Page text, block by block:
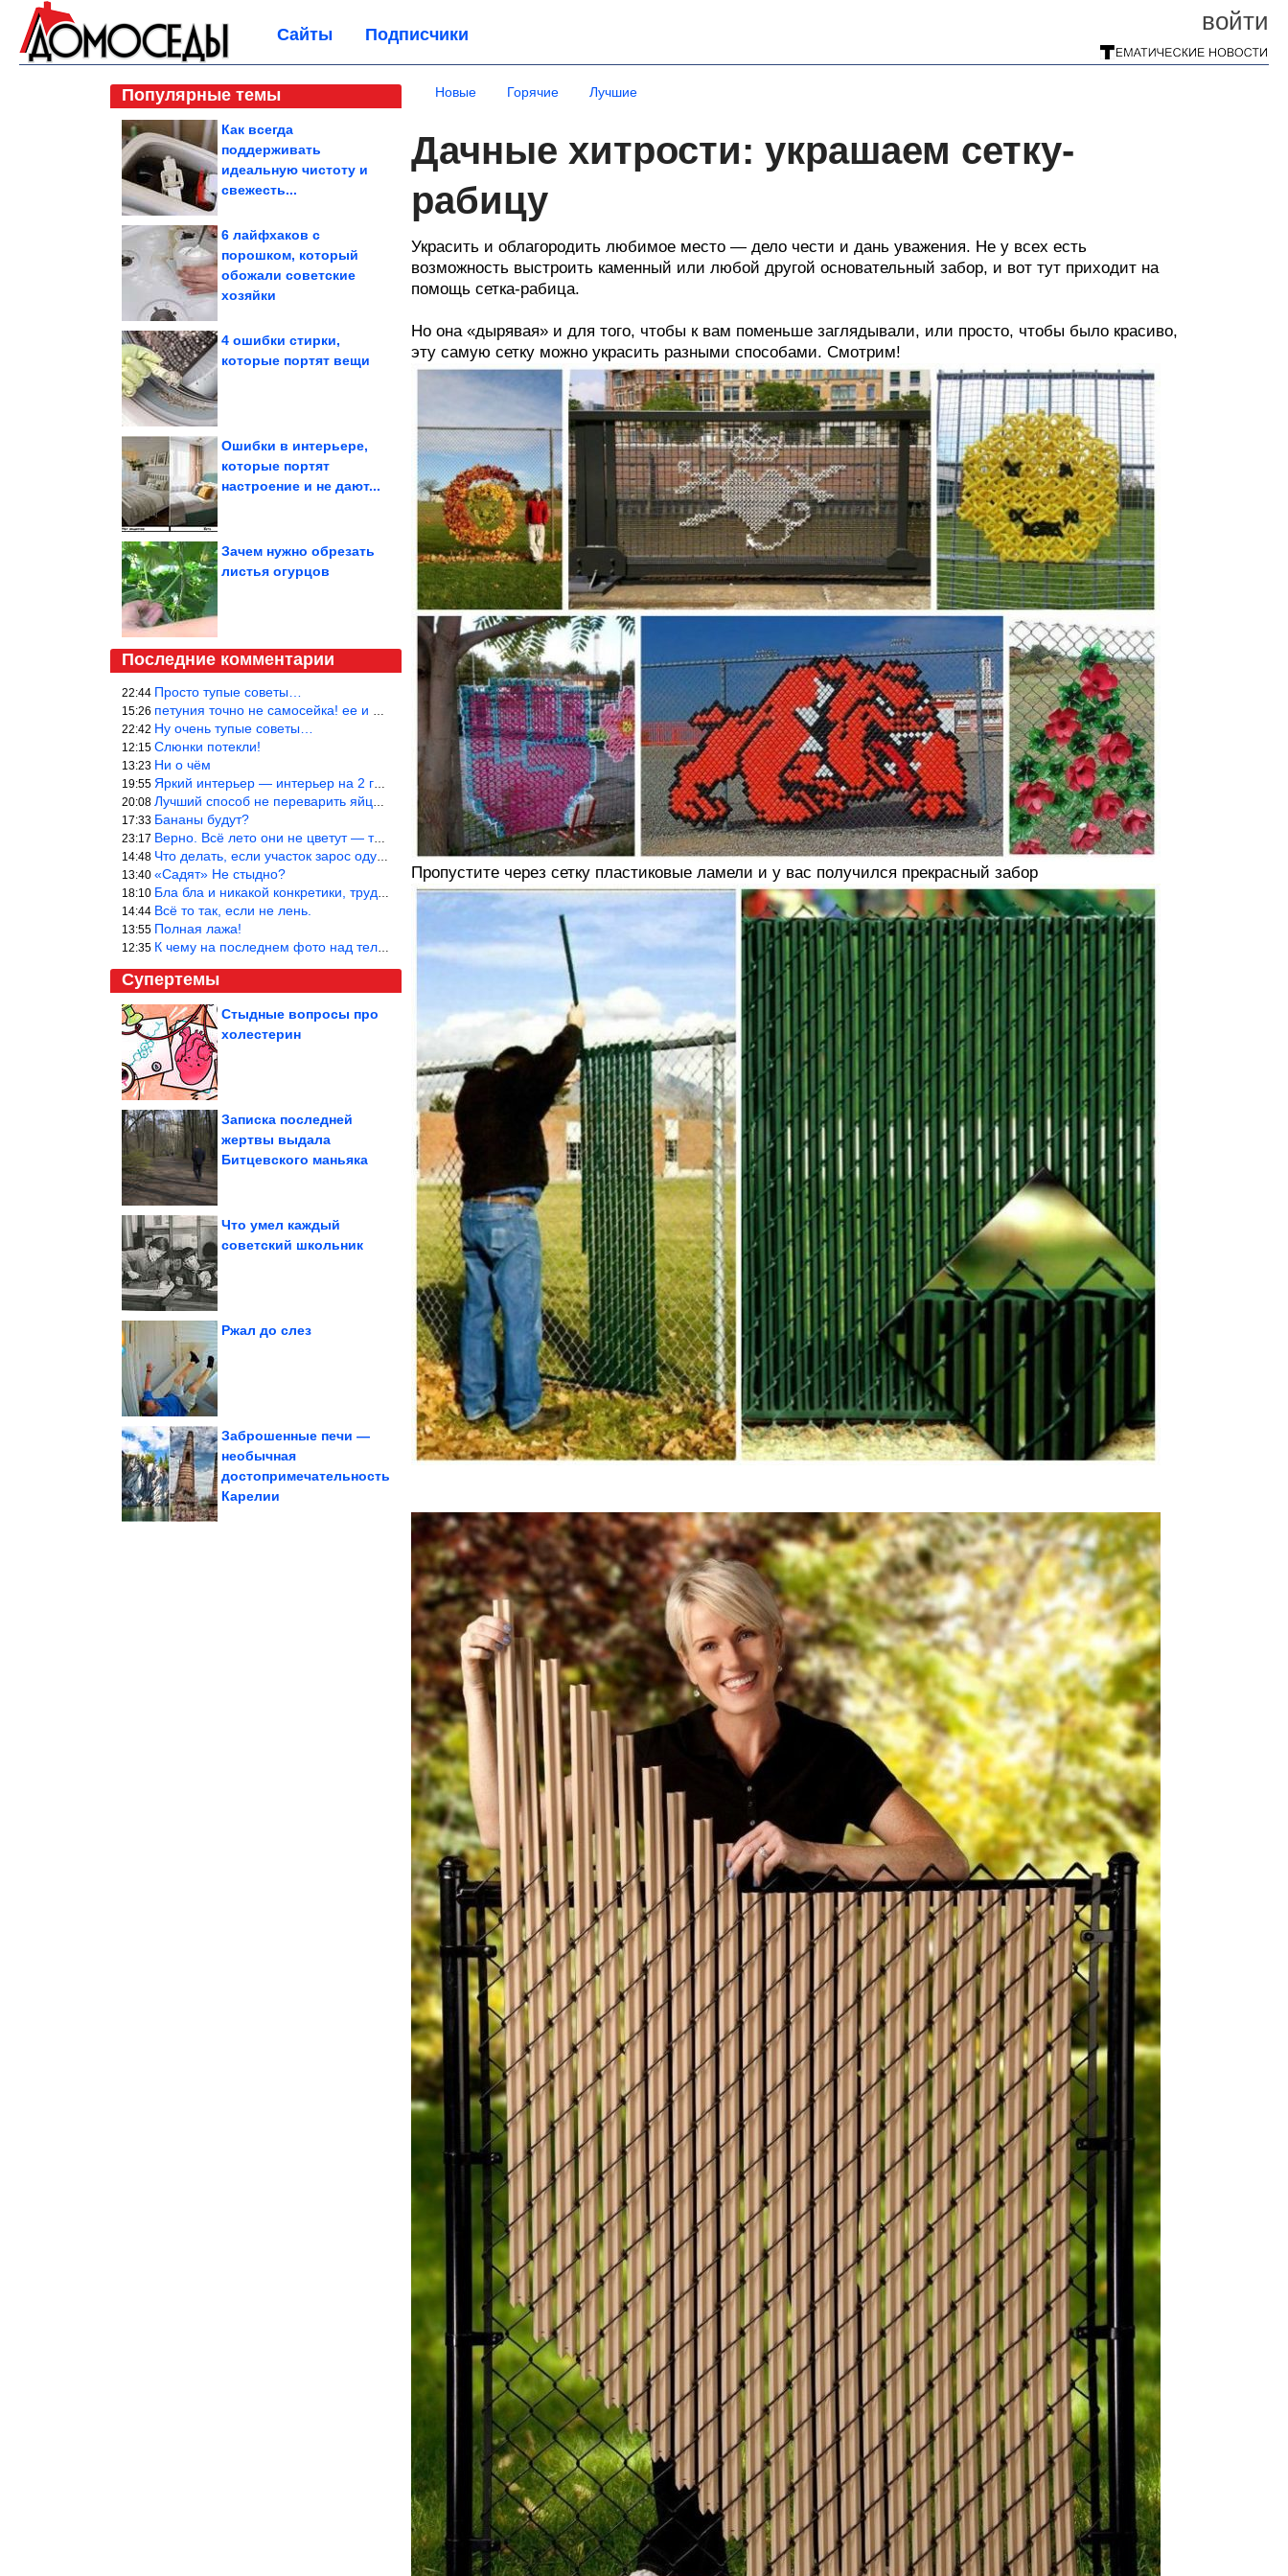
войти
Сайты Подписчики
Популярные темы
Как всегда
поддерживать
идеальную чистоту и
свежесть...
6 лайфхаков с
порошком, который
обожали советские
хозяйки
4 ошибки стирки,
которые портят вещи
Ошибки в интерьере,
которые портят
настроение и не дают...
Зачем нужно обрезать
листья огурцов
Последние комментарии
22:44 Просто тупые советы…
15:26 петуния точно не самосейка! ее и из рассады тяжело вырастить!
22:42 Ну очень тупые советы…
12:15 Слюнки потекли!
13:23 Ни о чём
19:55 Яркий интерьер — интерьер на 2 года! Человек должен отдыхать в с
20:08 Лучший способ не переварить яйцо — довести его до кипения и выкл
17:33 Бананы будут?
23:17 Верно. Всё лето они не цветут — только в его начале. Достаточно
14:48 Что делать, если участок зарос одуванчиками — ничего.
13:40 «Садят» Не стыдно?
18:10 Бла бла и никакой конкретики, трудно указать наименование рекоме
14:44 Всё то так, если не лень.
13:55 Полная лажа!
12:35 К чему на последнем фото над телевизором две полки? Делают интер
Супертемы
Стыдные вопросы про
холестерин
Как сделать вкусным,
Записка последней
жертвы выдала
Битцевского маньяка
Что умел каждый
советский школьник
Ржал до слез
Заброшенные печи —
необычная
достопримечательность
Карелии
Что произошло в семье
Андрея Мерзликина
Новые Горячие Лучшие
Дачные хитрости: украшаем сетку-
рабицу
Украсить и облагородить любимое место — дело чести и дань уважения. Не у всех есть
возможность выстроить каменный или любой другой основательный забор, и вот тут приходит на
помощь сетка-рабица.
Но она «дырявая» и для того, чтобы к вам поменьше заглядывали, или просто, чтобы было красиво,
эту самую сетку можно украсить разными способами. Смотрим!
Пропустите через сетку пластиковые ламели и у вас получился прекрасный забор